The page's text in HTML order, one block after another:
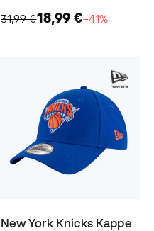
31,99 €18,99 €−41%
New York Knicks Kappe